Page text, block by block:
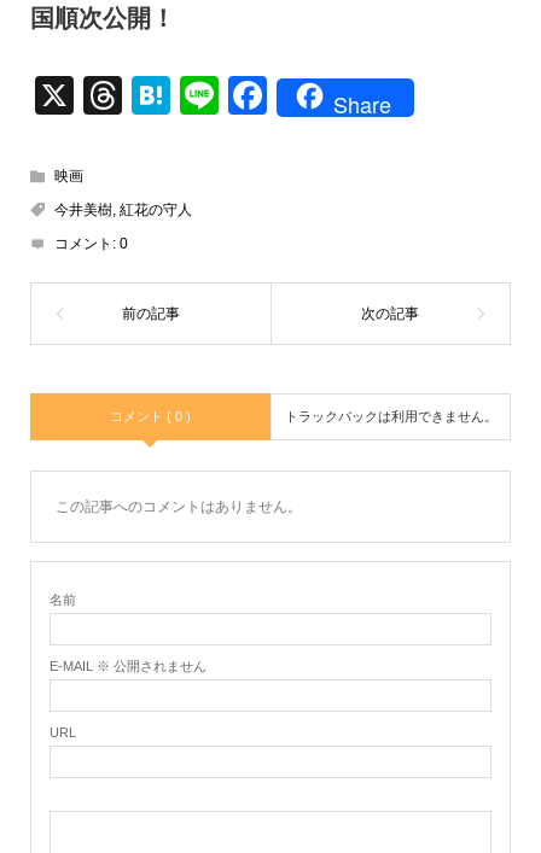
国順次公開！
X T
a
d
s
H
n
Li F
o
Share
映画
今井美樹, 紅花の守人
コメント: 0
コメント ( 0 ) トラックバックは利用できません。
この記事へのコメントはありません。
名前
E-MAIL ※ 公開されません
URL